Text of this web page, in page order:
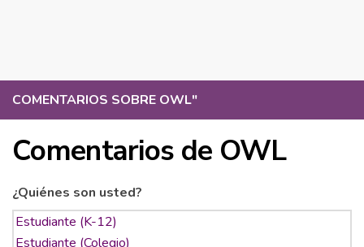
COMENTARIOS SOBRE OWL"
Comentarios de OWL
¿Quiénes son usted?